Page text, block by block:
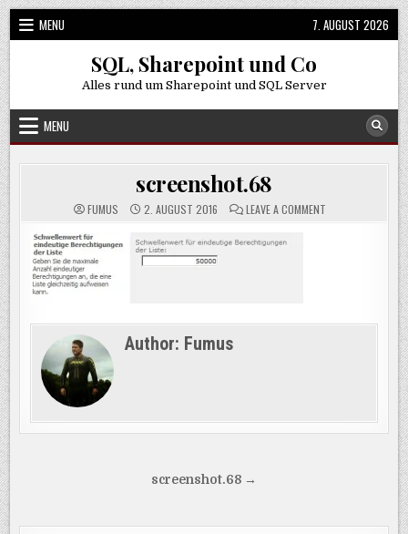
Skip
to
content
MENU 7. AUGUST 2026
SQL, Sharepoint und Co
Alles rund um Sharepoint und SQL Server
MENU
screenshot.68
FUMUS 2. AUGUST 2016 LEAVE A COMMENTON
Author: Fumus
Beitragsnavigation
screenshot.68 →